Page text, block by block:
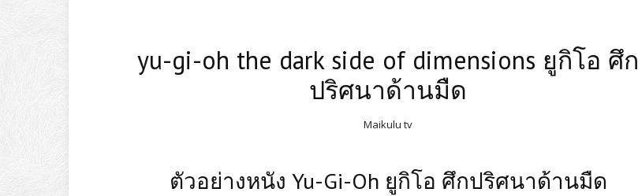
yu-gi-oh the dark side of dimensions ยูกิโอ ศึก
ปริศนาด้านมืด
Maikulu tv
ตัวอย่างหนัง Yu-Gi-Oh ยูกิโอ ศึกปริศนาด้านมืด